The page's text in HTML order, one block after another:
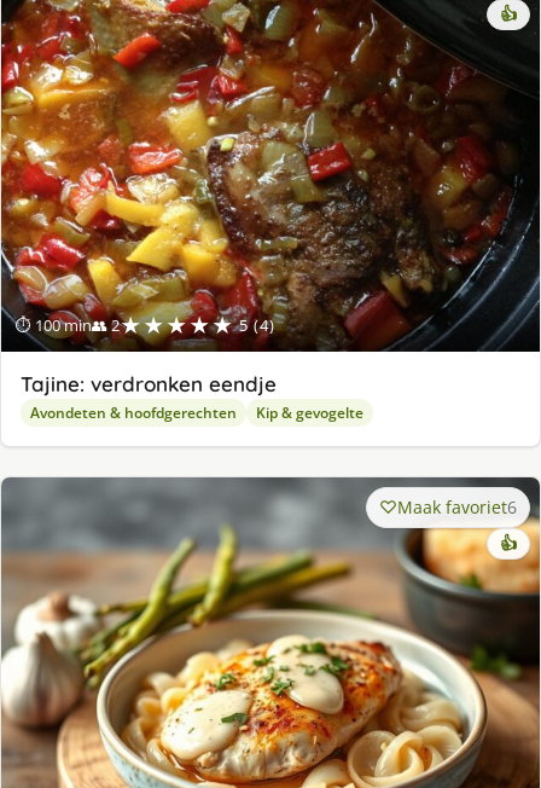
⏱ 100 min👥 2★★★★★ 5 (4)
👍
Tajine: verdronken eendje
Avondeten & hoofdgerechten Kip & gevogelte
Maak favoriet6
👍